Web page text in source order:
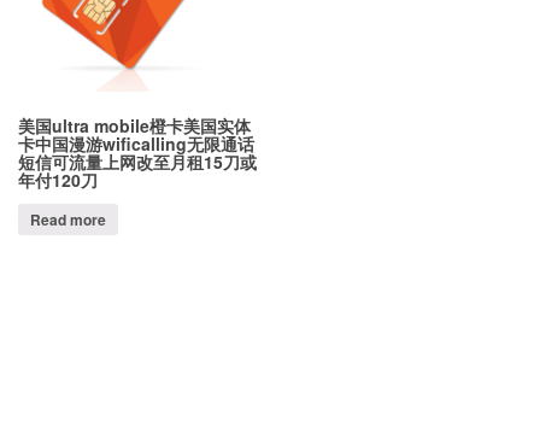
美国ultra mobile橙卡美国实体
卡中国漫游wificalling无限通话
短信可流量上网改至月租15刀或
年付120刀
Read more